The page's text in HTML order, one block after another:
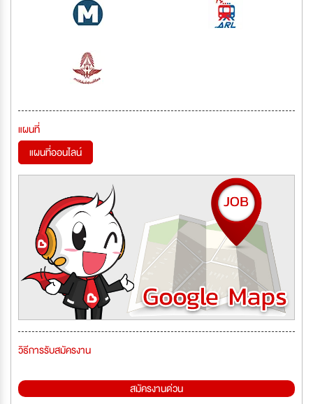
แผนที่
แผนที่ออนไลน์
วิธีการรับสมัครงาน
สมัครงานด่วน